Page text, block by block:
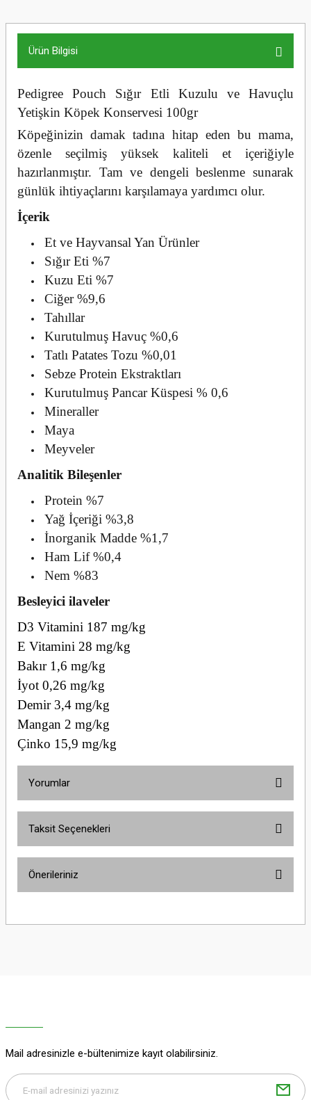
Ürün Bilgisi
Pedigree Pouch Sığır Etli Kuzulu ve Havuçlu
Yetişkin Köpek Konservesi 100gr
Köpeğinizin damak tadına hitap eden bu mama,
özenle seçilmiş yüksek kaliteli et içeriğiyle
hazırlanmıştır. Tam ve dengeli beslenme sunarak
günlük ihtiyaçlarını karşılamaya yardımcı olur.
İçerik
Et ve Hayvansal Yan Ürünler
Sığır Eti %7
Kuzu Eti %7
Ciğer %9,6
Tahıllar
Kurutulmuş Havuç %0,6
Tatlı Patates Tozu %0,01
Sebze Protein Ekstraktları
Kurutulmuş Pancar Küspesi % 0,6
Mineraller
Maya
Meyveler
Analitik Bileşenler
Protein %7
Yağ İçeriği %3,8
İnorganik Madde %1,7
Ham Lif %0,4
Nem %83
Besleyici ilaveler
D3 Vitamini 187 mg/kg
E Vitamini 28 mg/kg
Bakır 1,6 mg/kg
İyot 0,26 mg/kg
Demir 3,4 mg/kg
Mangan 2 mg/kg
Çinko 15,9 mg/kg
Yorumlar
Taksit Seçenekleri
Önerileriniz
yetersiz gördüğünüz noktaları öneri formunu kullanarak tarafımıza
Bu ürüne benzer farklı alternatifler olmalı.
Mail adresinizle e-bültenimize kayıt olabilirsiniz.